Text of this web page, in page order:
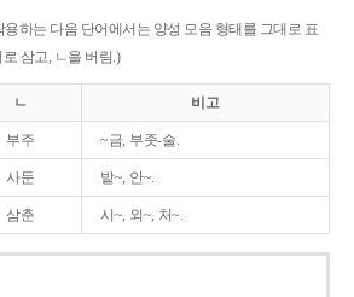
하는 다음 단어에서는 양성 모음 형태를 그대로 표
삼고, ㄴ을 버림.)
ㄴ 비고
부주 ~금, 부좃-술.
사둔 밭~, 안~.
삼춘 시~, 외~, 처~.